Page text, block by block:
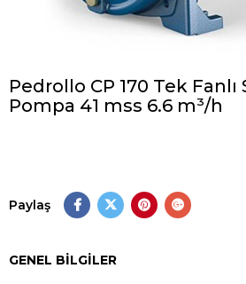
Pedrollo CP 170 Tek
Pompa 41 mss 6.6 m³/h
Paylaş
GENEL BILGILER